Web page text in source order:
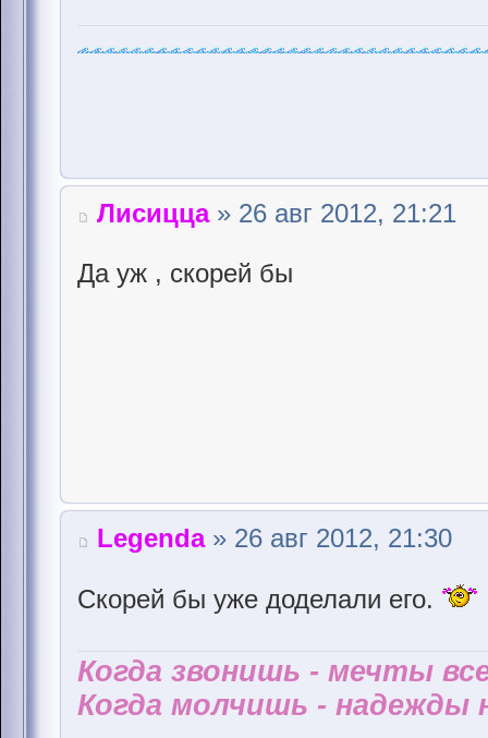
Лисицца» 26 авг 2012, 21:21
Да уж , скорей бы
Legenda» 26 авг 2012, 21:30
Скорей бы уже доделали его.
Когда звонишь - мечты
Когда молчишь - надежды